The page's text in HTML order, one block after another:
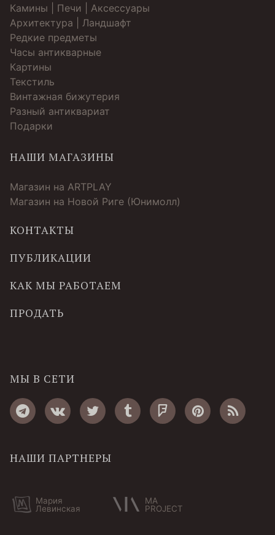
Камины | Печи | Аксессуары
Архитектура | Ландшафт
Редкие предметы
Часы антикварные
Картины
Текстиль
Винтажная бижутерия
Разный антиквариат
Подарки
НАШИ МАГАЗИНЫ
Магазин на ARTPLAY
Магазин на Новой Риге (Юнимолл)
КОНТАКТЫ
ПУБЛИКАЦИИ
КАК МЫ РАБОТАЕМ
ПРОДАТЬ
МЫ В СЕТИ
НАШИ ПАРТНЕРЫ
Мария
Левинская
MA
PROJECT